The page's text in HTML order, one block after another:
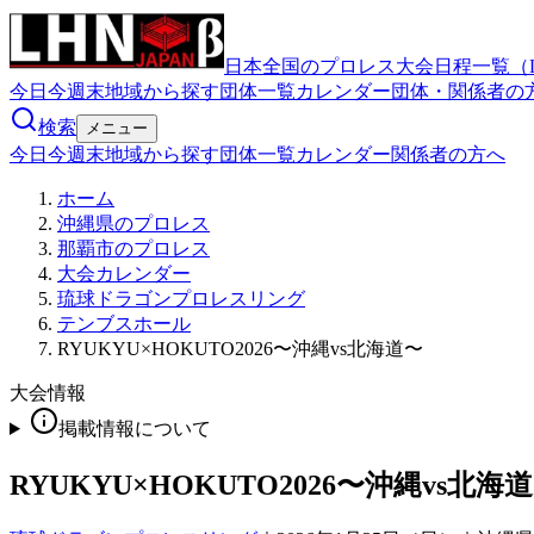
日本全国のプロレス大会日程一覧（
今日 今週末地域から探す団体一覧カレンダー団体・関係者の
検索
メニュー
今日 今週末地域から探す団体一覧カレンダー関係者の方へ
ホーム
沖縄県のプロレス
那覇市のプロレス
大会カレンダー
琉球ドラゴンプロレスリング
テンブスホール
RYUKYU×HOKUTO2026〜沖縄vs北海道〜
大会情報
掲載情報について
RYUKYU×HOKUTO2026〜沖縄vs北海